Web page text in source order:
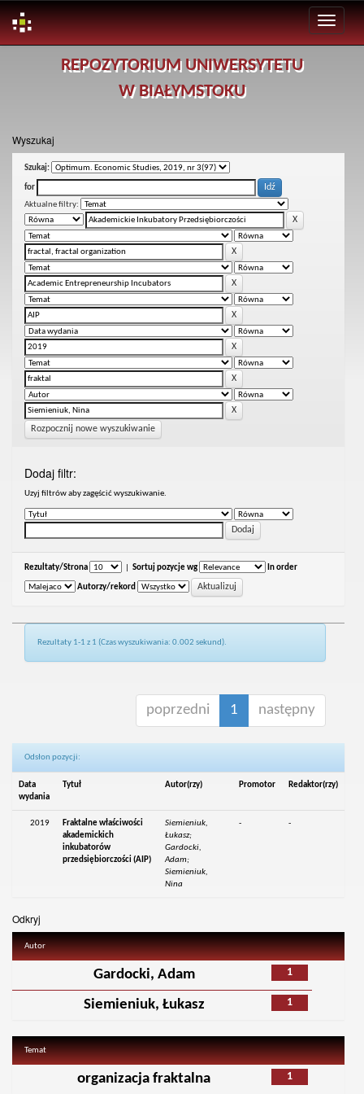
REPOZYTORIUM UNIWERSYTETU
W BIAŁYMSTOKU
Wyszukaj
Szukaj:
for
Aktualne filtry:
Rozpocznij nowe wyszukiwanie
Dodaj filtr:
Uzyj filtrów aby zagęścić wyszukiwanie.
Rezultaty/Strona Sortuj pozycje wg In order
Autorzy/rekord
Rezultaty 1-1 z 1 (Czas wyszukiwania: 0.002 sekund).
poprzedni 1 następny
Odsłon pozycji:
Data
wydania
Tytuł Autor(rzy) Promotor Redaktor(rzy)
2019
Fraktalne właściwości
akademickich
inkubatorów
przedsiębiorczości (AIP)
Siemieniuk,
Łukasz;
Gardocki,
Adam;
Siemieniuk,
Nina
- -
Odkryj
Autor
1
Gardocki, Adam
1
Siemieniuk, Łukasz
Temat
1
organizacja fraktalna